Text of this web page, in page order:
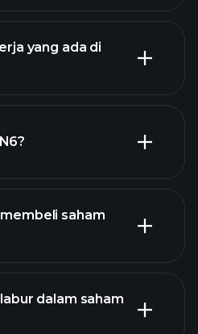
yang ada di
terbesar
saham
dalam saham